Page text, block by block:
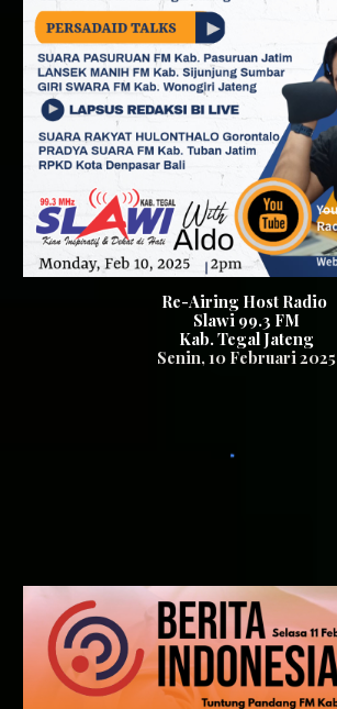
Re-Airing Host Radio
Slawi 99.3 FM
Kab. TegalJateng
Senin, 10 Februari 2025